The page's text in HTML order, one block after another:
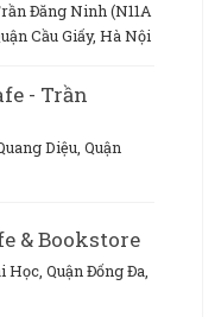
Đăng Ninh (N11A
Cầu Giấy, Hà Nội
- Trần
Diệu, Quận
& Bookstore
Học, Quận Đống Đa,